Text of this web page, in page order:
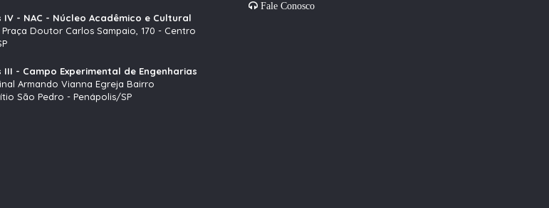
IV - NAC - Núcleo Acadêmico e Cultural
Praça Doutor Carlos Sampaio, 170 - Centro
III - Campo Experimental de Engenharias
Armando Vianna Egreja Bairro
São Pedro - Penápolis/SP
Fale Conosco